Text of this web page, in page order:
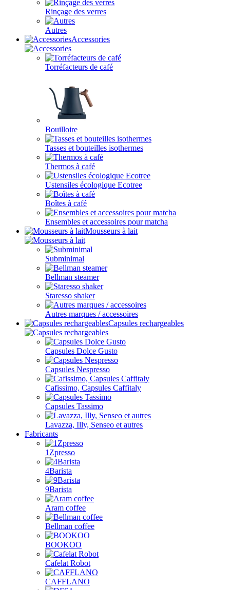
Rinçage des verres
Autres
Accessories
Torréfacteurs de café
Bouilloire
Tasses et bouteilles isothermes
Thermos à café
Ustensiles écologique Ecotree
Boîtes à café
Ensembles et accessoires pour matcha
Mousseurs à lait
Subminimal
Bellman steamer
Staresso shaker
Autres marques / accessoires
Capsules rechargeables
Capsules Dolce Gusto
Capsules Nespresso
Cafissimo, Capsules Caffitaly
Capsules Tassimo
Lavazza, Illy, Senseo et autres
Fabricants
1Zpresso
4Barista
9Barista
Aram coffee
Bellman coffee
BOOKOO
Cafelat Robot
CAFFLANO